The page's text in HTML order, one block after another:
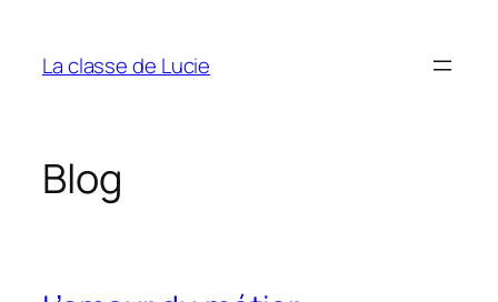
contenu
La classe de Lucie
Blog